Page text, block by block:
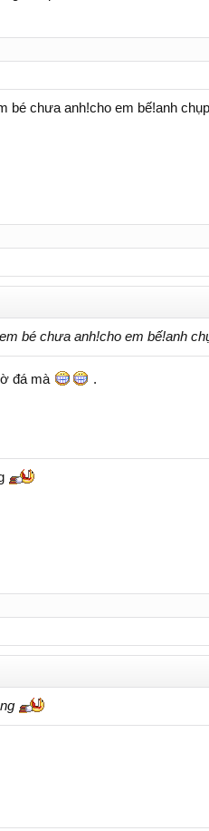
bé chưa anh!cho em bế!anh
bé chưa anh!cho em bế!anh
đá mà .